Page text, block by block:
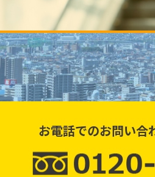
お電話でのお問い合